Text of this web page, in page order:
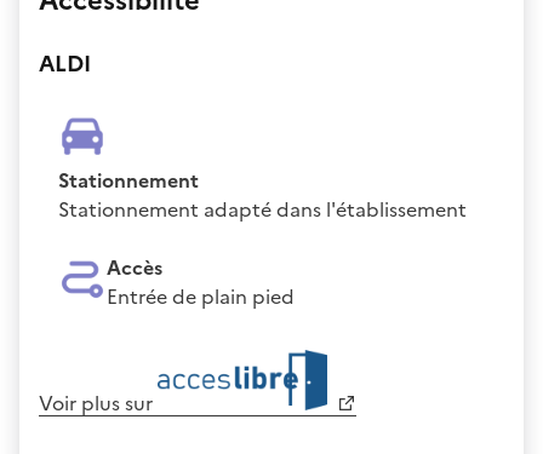
ALDI
Stationnement
Stationnement adapté dans l'établissement
Accès
Entrée de plain pied
Voir plus sur